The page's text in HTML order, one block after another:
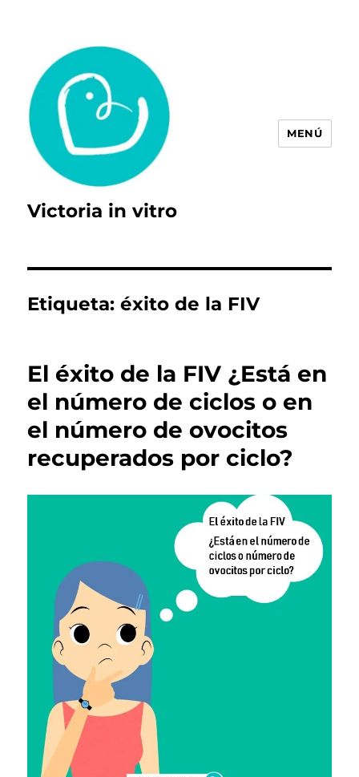
Victoria in vitro
MENÚ
Etiqueta:éxito de la FIV
El éxito de la FIV ¿Está en
el número de ciclos o en
el número de ovocitos
recuperados por ciclo?